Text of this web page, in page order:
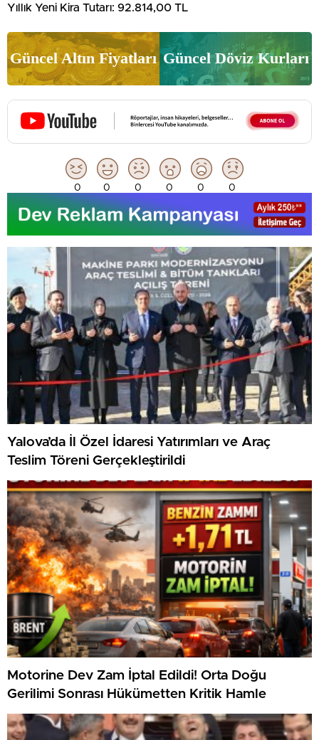
Yıllık Yeni Kira Tutarı: 92.814,00 TL
Güncel Altın Fiyatları Güncel Döviz Kurları
0 0 0 0 0 0
Yalova’da İl Özel İdaresi Yatırımları ve Araç
Teslim Töreni Gerçekleştirildi
Motorine Dev Zam İptal Edildi! Orta Doğu
Gerilimi Sonrası Hükümetten Kritik Hamle